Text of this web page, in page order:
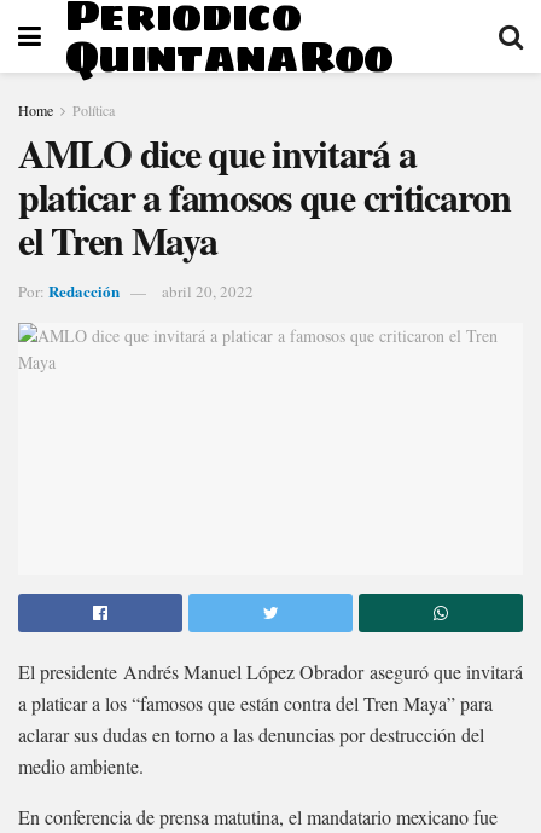
Periodico
QuintanaRoo
Home Política
AMLO dice que invitará a
platicar a famosos que criticaron
el Tren Maya
Por: Redacción abril 20, 2022
El presidente Andrés Manuel López Obrador aseguró que invitará
a platicar a los “famosos que están contra del Tren Maya” para
aclarar sus dudas en torno a las denuncias por destrucción del
medio ambiente.
En conferencia de prensa matutina, el mandatario mexicano fue